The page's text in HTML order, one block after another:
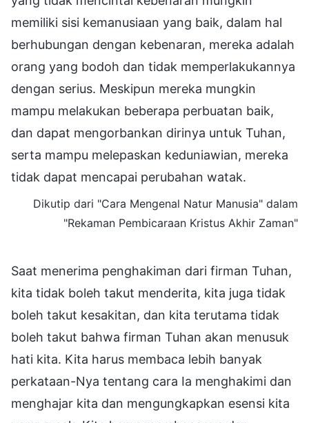
memiliki sisi kemanusiaan yang baik, dalam hal
berhubungan dengan kebenaran, mereka adalah
orang yang bodoh dan tidak memperlakukannya
dengan serius. Meskipun mereka mungkin
mampu melakukan beberapa perbuatan baik,
dan dapat mengorbankan dirinya untuk Tuhan,
serta mampu melepaskan keduniawian, mereka
tidak dapat mencapai perubahan watak.
Dikutip dari "Cara Mengenal Natur Manusia" dalam
"Rekaman Pembicaraan Kristus Akhir Zaman"
Saat menerima penghakiman dari firman Tuhan,
kita tidak boleh takut menderita, kita juga tidak
boleh takut kesakitan, dan kita terutama tidak
boleh takut bahwa firman Tuhan akan menusuk
hati kita. Kita harus membaca lebih banyak
perkataan-Nya tentang cara Ia menghakimi dan
menghajar kita dan mengungkapkan esensi kita